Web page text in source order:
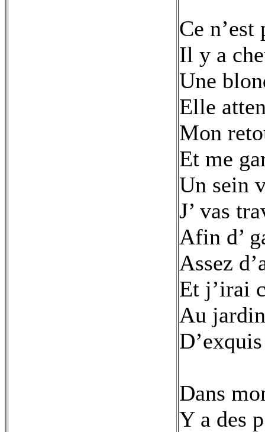
Ce n’est
Il y a
Une
Elle
Mon
Et me
Un sein
J’ vas
Afin d’
Assez
Et j’irai
Au
Dans
Y a des